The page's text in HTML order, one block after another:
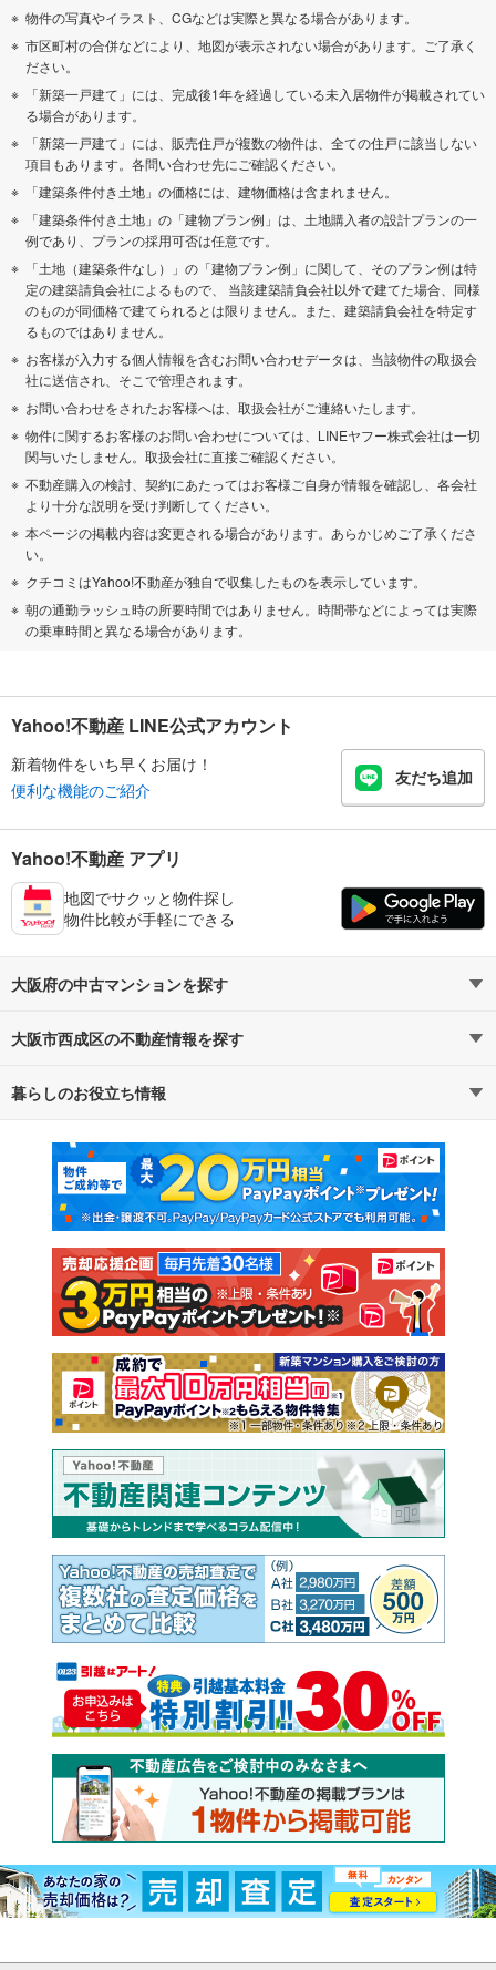
物件の写真やイラスト、CGなどは実際と異なる場合があります。
市区町村の合併などにより、地図が表示されない場合があります。ご了承く
ださい。
「新築一戸建て」には、完成後1年を経過している未入居物件が掲載されてい
る場合があります。
「新築一戸建て」には、販売住戸が複数の物件は、全ての住戸に該当しない
項目もあります。各問い合わせ先にご確認ください。
「建築条件付き土地」の価格には、建物価格は含まれません。
「建築条件付き土地」の「建物プラン例」は、土地購入者の設計プランの一
例であり、プランの採用可否は任意です。
「土地（建築条件なし）」の「建物プラン例」に関して、そのプラン例は特
定の建築請負会社によるもので、 当該建築請負会社以外で建てた場合、同様
のものが同価格で建てられるとは限りません。また、建築請負会社を特定す
るものではありません。
お客様が入力する個人情報を含むお問い合わせデータは、当該物件の取扱会
社に送信され、そこで管理されます。
お問い合わせをされたお客様へは、取扱会社がご連絡いたします。
物件に関するお客様のお問い合わせについては、LINEヤフー株式会社は一切
関与いたしません。取扱会社に直接ご確認ください。
不動産購入の検討、契約にあたってはお客様ご自身が情報を確認し、各会社
より十分な説明を受け判断してください。
本ページの掲載内容は変更される場合があります。あらかじめご了承くださ
い。
クチコミはYahoo!不動産が独自で収集したものを表示しています。
朝の通勤ラッシュ時の所要時間ではありません。時間帯などによっては実際
の乗車時間と異なる場合があります。
Yahoo!不動産 LINE公式アカウント
新着物件をいち早くお届け！
便利な機能のご紹介
友だち追加
Yahoo!不動産 アプリ
地図でサクッと物件探し
物件比較が手軽にできる
大阪府の中古マンションを探す
路線・駅から探す
通勤・通学時間から探す
大阪市西成区の不動産情報を探す
不動産・住宅
新築マンション 中古マンション
新築一戸建て 中古一戸建て
注文住宅 土地
売却査定
暮らしのお役立ち情報
マンションカタログ 教えて！住まいの先生